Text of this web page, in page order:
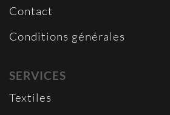
Contact
Conditions générales
SERVICES
Textiles